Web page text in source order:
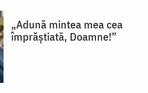
„Adună mintea mea cea
împrăștiată, Doamne!”